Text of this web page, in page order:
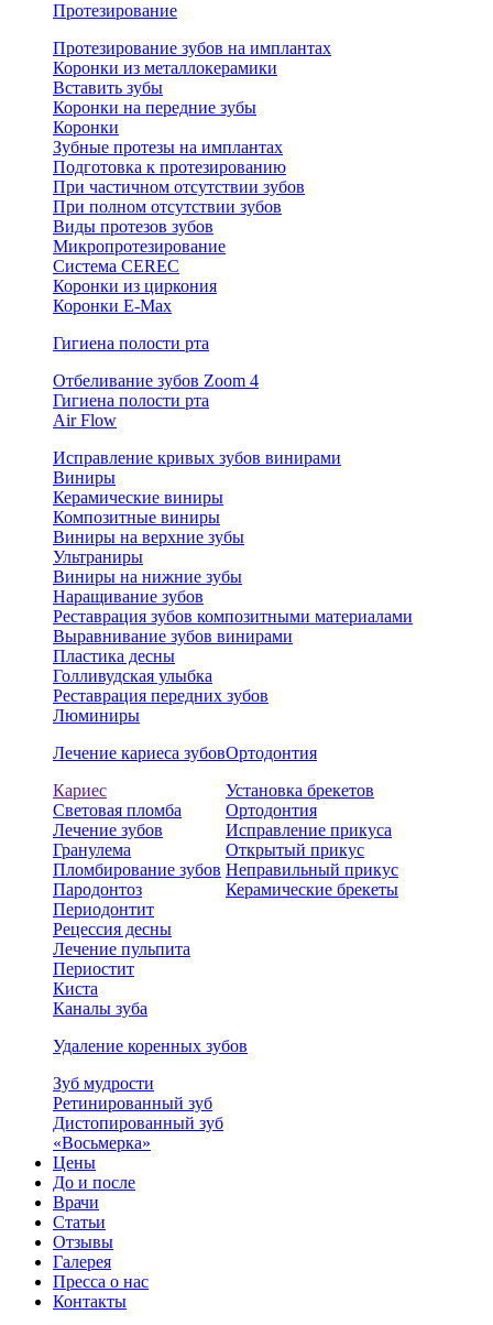
Протезирование
Протезирование зубов на имплантах
Коронки из металлокерамики
Вставить зубы
Коронки на передние зубы
Коронки
Зубные протезы на имплантах
Подготовка к протезированию
При частичном отсутствии зубов
При полном отсутствии зубов
Виды протезов зубов
Микропротезирование
Система CEREC
Коронки из циркония
Коронки E-Max
Гигиена полости рта
Отбеливание зубов Zoom 4
Гигиена полости рта
Air Flow
Исправление кривых зубов винирами
Виниры
Керамические виниры
Композитные виниры
Виниры на верхние зубы
Ультраниры
Виниры на нижние зубы
Наращивание зубов
Реставрация зубов композитными материалами
Выравнивание зубов винирами
Пластика десны
Голливудская улыбка
Реставрация передних зубов
Люминиры
Лечение кариеса зубов
Кариес
Световая пломба
Лечение зубов
Гранулема
Пломбирование зубов
Пародонтоз
Периодонтит
Рецессия десны
Лечение пульпита
Периостит
Киста
Каналы зуба
Ортодонтия
Установка брекетов
Ортодонтия
Исправление прикуса
Открытый прикус
Неправильный прикус
Керамические брекеты
Удаление коренных зубов
Зуб мудрости
Ретинированный зуб
Дистопированный зуб
«Восьмерка»
Цены
До и после
Врачи
Статьи
Отзывы
Галерея
Пресса о нас
Контакты